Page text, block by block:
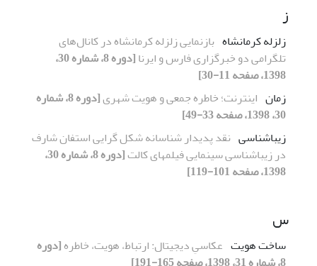
ز
زلزله کرمانشاه بازنمایی زلزله کرمانشاه در کانال‌های
تلگرامی دو خبرگزاری فارس و ایرنا
[دوره 8، شماره 30،
1398، صفحه 11-30]
زمان اینترنت؛ خاطره جمعی و هویت شهری
[دوره 8، شماره
30، 1398، صفحه 33-49]
زیباشناسی نقد پدیدار شناسانه شکل گرایی استفان شارف
در زیباشناسی سینمایی فیلمهای کالت
[دوره 8، شماره 30،
1398، صفحه 101-119]
س
ساخت هویت عکاسیِ دیجیتال: ارتباط، هویت، خاطره[دوره